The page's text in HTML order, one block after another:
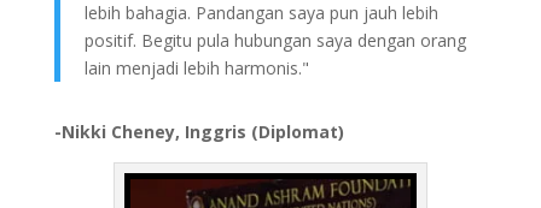
lebih bahagia. Pandangan saya pun jauh lebih
positif. Begitu pula hubungan saya dengan orang
lain menjadi lebih harmonis."
-Nikki Cheney, Inggris (Diplomat)